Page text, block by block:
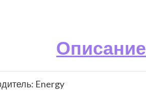
Описание
Energy